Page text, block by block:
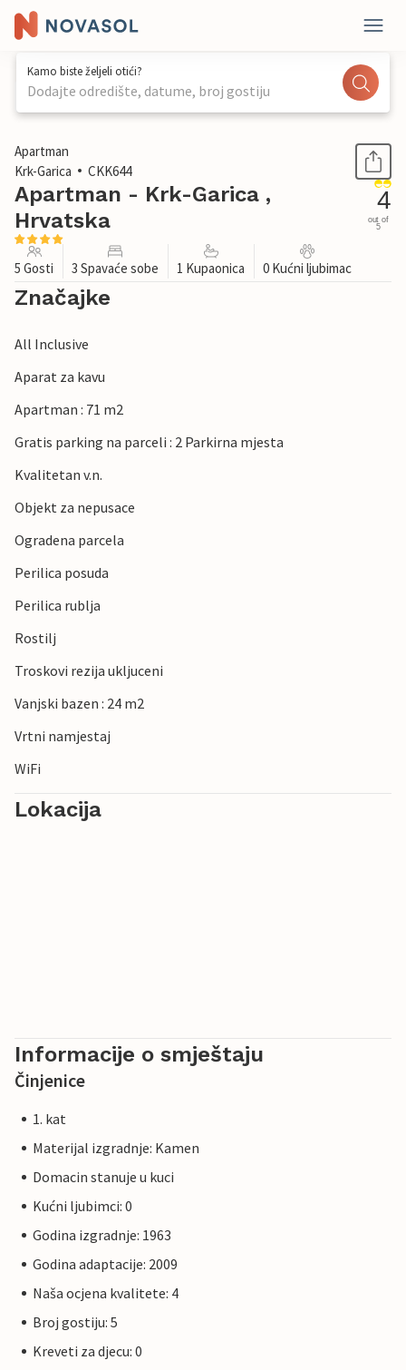
Kamo biste željeli otići?
Dodajte odredište, datume, broj gostiju
1 / 34
Apartman
Krk-Garica
CKK644
Apartman - Krk-Garica ,
Hrvatska
4
out of
5
5 Gosti 3 Spavaće sobe 1 Kupaonica 0 Kućni ljubimac
Značajke
All Inclusive
Aparat za kavu
Apartman : 71 m2
Gratis parking na parceli : 2 Parkirna mjesta
Kvalitetan v.n.
Objekt za nepusace
Ogradena parcela
Perilica posuda
Perilica rublja
Rostilj
Troskovi rezija ukljuceni
Vanjski bazen : 24 m2
Vrtni namjestaj
WiFi
Lokacija
Informacije o smještaju
Činjenice
1. kat
Materijal izgradnje: Kamen
Domacin stanuje u kuci
Kućni ljubimci: 0
Godina izgradnje: 1963
Godina adaptacije: 2009
Naša ocjena kvalitete: 4
Broj gostiju: 5
Kreveti za djecu: 0